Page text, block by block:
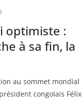
optimiste :
à sa fin, la
au sommet mondial
congolais Félix